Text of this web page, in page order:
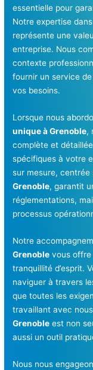
essentielle pour
Notre expertise
représente une
entreprise. Nous
contexte
fournir un service
vos besoins.
Lorsque nous
unique à Grenoble,
complète et
spécifiques à votre
sur mesure,
Grenoble, garantit
réglementations,
processus
Notre
Grenoble vous offre
tranquillité d’esprit.
naviguer à travers
que toutes les
travaillant avec
Grenoble est non
aussi un outil
Nous nous